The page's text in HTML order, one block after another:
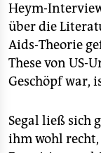
Heym-
über die
Aids-Theorie
These von US-
Geschöpf war,
Segal ließ sich
ihm wohl recht,